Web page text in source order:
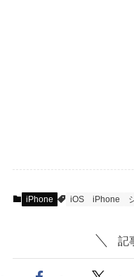
iPhone iOS iPhone
記